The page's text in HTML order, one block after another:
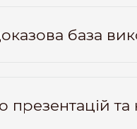
база
презентацій та